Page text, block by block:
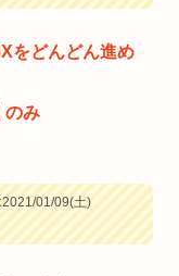
をどんどん進め
のみ
01/09(土)